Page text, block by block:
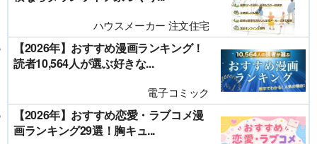
ハウスメーカー 注文住宅
【2026年】おすすめ漫画ランキング！
読者10,564人が選ぶ好きな...
電子コミック
【2026年】おすすめ恋愛・ラブコメ漫
画ランキング29選！胸キュ...